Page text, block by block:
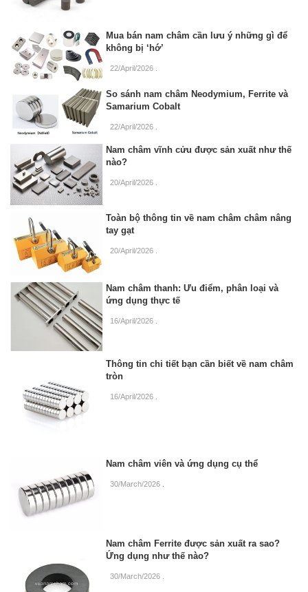
Mua bán nam châm cần lưu ý những gì để
không bị ‘hớ’
22/April/2026
So sánh nam châm Neodymium, Ferrite và
Samarium Cobalt
22/April/2026
Nam châm vĩnh cửu được sản xuất như thế
nào?
20/April/2026
Toàn bộ thông tin về nam châm châm nâng
tay gạt
20/April/2026
Nam châm thanh: Ưu điểm, phân loại và
ứng dụng thực tế
16/April/2026
Thông tin chi tiết bạn cần biết về nam châm
tròn
16/April/2026
Nam châm viên và ứng dụng cụ thể
30/March/2026
Nam châm Ferrite được sản xuất ra sao?
Ứng dụng như thế nào?
30/March/2026